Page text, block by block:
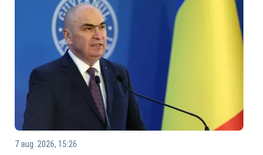
7 aug. 2026, 15:26